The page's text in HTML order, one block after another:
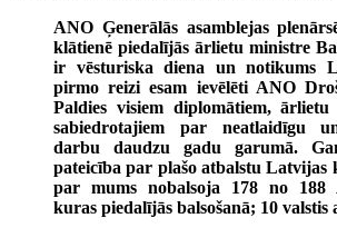
ANO Ģenerālās asamblejas
klātienē piedalījās ārlietu ministre
ir vēsturiska diena un notikums
pirmo reizi esam ievēlēti ANO
Paldies visiem diplomātiem, ārlietu
sabiedrotajiem par neatlaidīgu
darbu daudzu gadu garumā.
pateicība par plašo atbalstu Latvijas
par mums nobalsoja 178 no 188
kuras piedalījās balsošanā; 10 valstis